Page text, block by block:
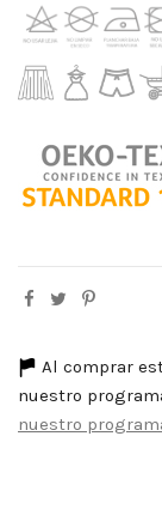
Al comprar
nuestro
nuestro